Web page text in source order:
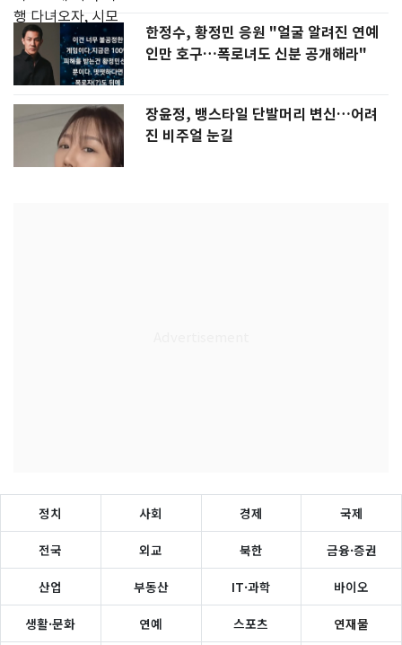
한정수, 황정민 응원 "얼굴 알려진 연예
인만 호구…폭로녀도 신분 공개해라"
장윤정, 뱅스타일 단발머리 변신…어려
진 비주얼 눈길
정치 사회 경제 국제
전국 외교 북한 금융·증권
산업 부동산 IT·과학 바이오
생활·문화 연예 스포츠 연재물